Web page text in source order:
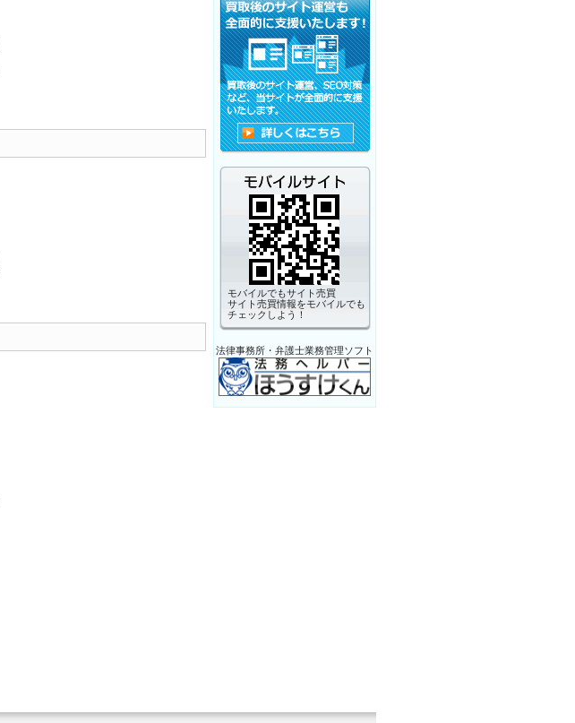
モバイルでもサイト売買
サイト売買情報をモバイルでも
チェックしよう！
法律事務所・弁護士業務管理ソフト